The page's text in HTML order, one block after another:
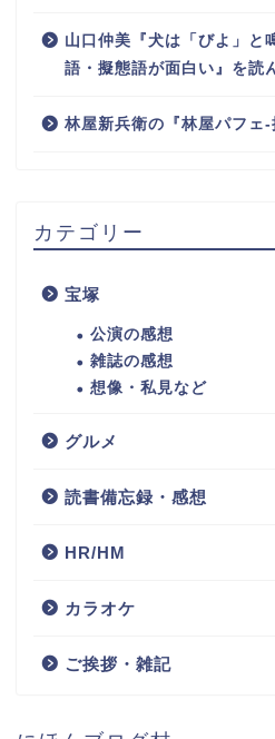
山口仲美『犬は「びよ」と
語・擬態語が面白い』を読
林屋新兵衛の『林屋パフェ
カテゴリー
宝塚
公演の感想
雑誌の感想
想像・私見など
グルメ
読書備忘録・感想
HR/HM
カラオケ
ご挨拶・雑記